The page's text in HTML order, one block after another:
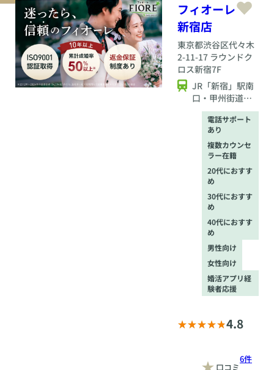
ンセリングをおこな
い、また自分自身も
恋愛経験を積んでき
た女性であることか
ら、 的確なアドバイ
スをおこなうことが
できます。
フィオーレ
新宿店
東京都渋谷区代々木
2-11-17 ラウンドク
ロス新宿7F
JR「新宿」駅南
口・甲州街道改
札より徒歩4分、
都営地下鉄「新
宿」駅6番出口よ
り徒歩1分
電話サポート
あり
複数カウンセ
ラー在籍
20代におすす
め
30代におすす
め
40代におすす
め
男性向け
女性向け
婚活アプリ経
験者応援
4.8
口コミ
6件